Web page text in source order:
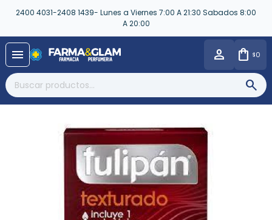
2400 4031-2408 1439- Lunes a Viernes 7:00 A 21:30 Sabados 8:00
A 20:00
menu $0